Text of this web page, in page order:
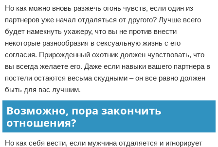
Но как можно вновь разжечь огонь чувств, если один из
партнеров уже начал отдаляться от другого? Лучше всего
будет намекнуть ухажеру, что вы не против внести
некоторые разнообразия в сексуальную жизнь с его
согласия. Прирожденный охотник должен чувствовать, что
вы всегда желаете его. Даже если навыки вашего партнера в
постели остаются весьма скудными – он все равно должен
быть для вас лучшим.
Возможно, пора закончить
отношения?
Но как себя вести, если мужчина отдаляется и игнорирует